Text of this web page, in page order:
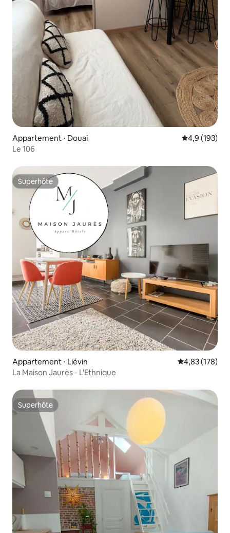
Appartement ⋅ Douai Évaluation
4,9 (193)
Le 106
Superhôte
Superhôte
Appartement ⋅ Liévin Évaluation
4,83 (178)
La Maison Jaurès - L'Ethnique
Superhôte
Superhôte